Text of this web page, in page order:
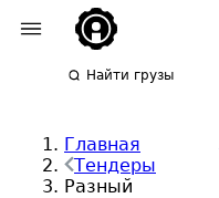
Найти грузы
Главная
Тендеры
Разный